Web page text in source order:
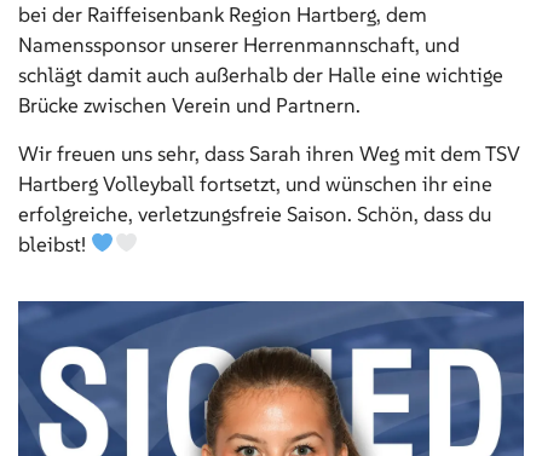
bei der Raiffeisenbank Region Hartberg, dem
Namenssponsor unserer Herrenmannschaft, und
schlägt damit auch außerhalb der Halle eine wichtige
Brücke zwischen Verein und Partnern.
Wir freuen uns sehr, dass Sarah ihren Weg mit dem TSV
Hartberg Volleyball fortsetzt, und wünschen ihr eine
erfolgreiche, verletzungsfreie Saison. Schön, dass du
bleibst!